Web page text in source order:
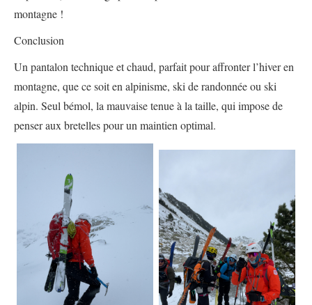
montagne !
Conclusion
Un pantalon technique et chaud, parfait pour affronter l’hiver en
montagne, que ce soit en alpinisme, ski de randonnée ou ski
alpin. Seul bémol, la mauvaise tenue à la taille, qui impose de
penser aux bretelles pour un maintien optimal.